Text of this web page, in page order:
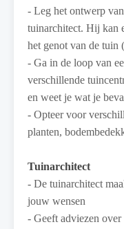
- Leg het ontwerp
tuinarchitect. Hij kan
het genot van de tuin
- Ga in de loop van
verschillende
en weet je wat je
- Opteer voor
planten,
Tuinarchitect
- De tuinarchitect
jouw wensen
- Geeft adviezen